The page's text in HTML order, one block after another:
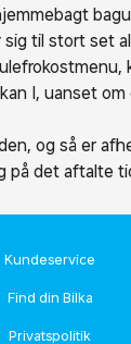
til stort set
I, uanset
og så er
på det aftalte
Kundeservice
Find din Bilka
Privatspolitik